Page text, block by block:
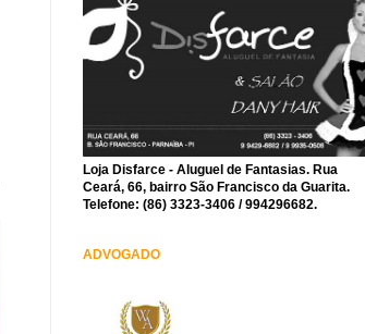
Loja Disfarce - Aluguel de Fantasias. Rua
Ceará, 66, bairro São Francisco da Guarita.
Telefone: (86) 3323-3406 / 994296682.
ADVOGADO